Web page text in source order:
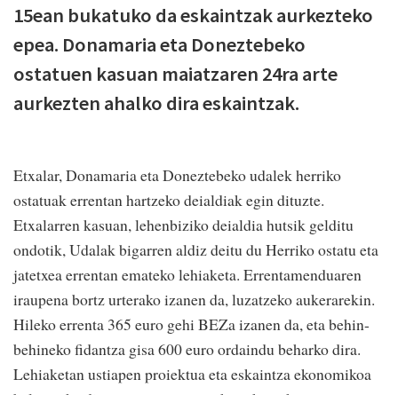
15ean bukatuko da eskaintzak aurkezteko
epea. Donamaria eta Doneztebeko
ostatuen kasuan maiatzaren 24ra arte
aurkezten ahalko dira eskaintzak.
Etxalar, Donamaria eta Doneztebeko udalek herriko
ostatuak errentan hartzeko deialdiak egin dituzte.
Etxalarren kasuan, lehenbiziko deialdia hutsik gelditu
ondotik, Udalak bigarren aldiz deitu du Herriko ostatu eta
jatetxea errentan emateko lehiaketa. Errentamenduaren
iraupena bortz urterako izanen da, luzatzeko aukerarekin.
Hileko errenta 365 euro gehi BEZa izanen da, eta behin-
behineko fidantza gisa 600 euro ordaindu beharko dira.
Lehiaketan ustiapen proiektua eta eskaintza ekonomikoa